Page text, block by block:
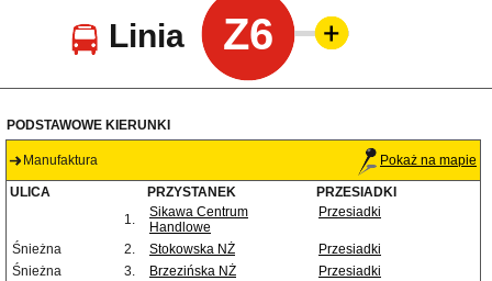
Linia Z6
PODSTAWOWE KIERUNKI
Manufaktura Pokaż na mapie
ULICA PRZYSTANEK
PRZESIADKI
1.
Sikawa Centrum
Handlowe
Przesiadki
Śnieżna 2. Stokowska NŻ
Przesiadki
Śnieżna
3. Brzezińska NŻ
Przesiadki